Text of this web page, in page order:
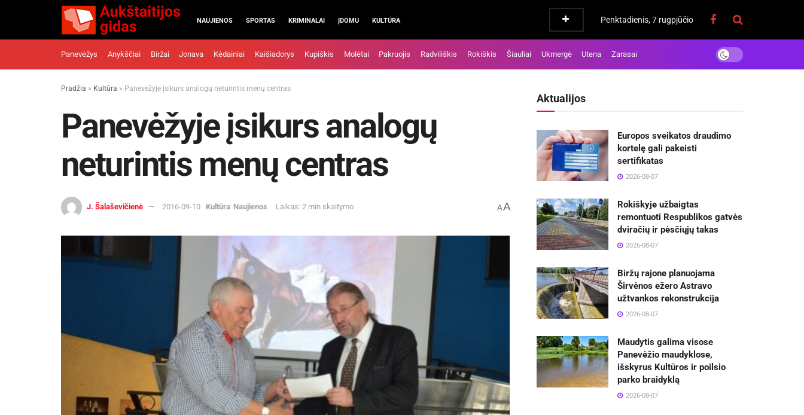
NAUJIENOS SPORTAS KRIMINALAI ĮDOMU KULTŪRA Penktadienis, 7 rugpjūčio
Panevėžys Anykščiai Biržai Jonava Kėdainiai Kaišiadorys Kupiškis Molėtai Pakruojis Radviliškis Rokiškis Šiauliai Ukmergė Utena Zarasai
Pradžia » Kultūra » Panevėžyje įsikurs analogų neturintis menų centras
Panevėžyje įsikurs analogų
neturintis menų centras
J. Šalaševičienė 2016-09-10 Kultūra Naujienos Laikas: 2 min skaitymo AA
Aktualijos
Europos sveikatos draudimo
kortelę gali pakeisti
sertifikatas
2026-08-07
Rokiškyje užbaigtas
remontuoti Respublikos gatvės
dviračių ir pėsčiųjų takas
2026-08-07
Biržų rajone planuojama
Širvėnos ežero Astravo
užtvankos rekonstrukcija
2026-08-07
Maudytis galima visose
Panevėžio maudyklose,
išskyrus Kultūros ir poilsio
parko braidyklą
2026-08-07